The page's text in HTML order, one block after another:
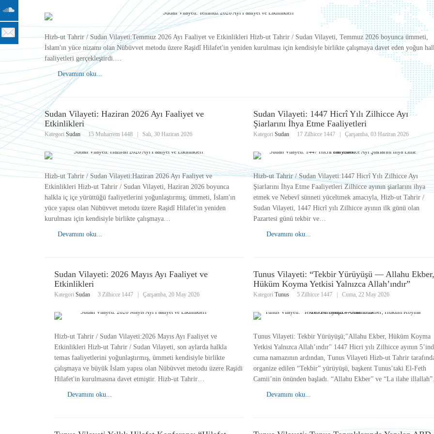
Hizb-ut Tahrir / Sudan Vilayeti:Temmuz 2026 Ayı Faaliyet ve Etkinlikleri Hizb-ut Tahrir / Sudan Vilayeti, Temmuz 2026 boyunca ümmeti,
İslam'ın yüce nizamı olan Nübüvvet metodu üzere Raşidî Hilafet'in yeniden kurulması için kendisiyle birlikte çalışmaya davet eden yoğun
faaliyetleri gerçekleştirdi.…
Devamını oku...
Sudan Vilayeti: Haziran 2026 Ayı Faaliyet ve
Etkinlikleri
Kategori Sudan 15 Muharrem 1448 Salı, 30 Haziran 2026
Hizb-ut Tahrir / Sudan Vilayeti:Haziran 2026 Ayı Faaliyet ve
Etkinlikleri Hizb-ut Tahrir / Sudan Vilayeti, Haziran 2026 boyunca
halkla iç içe yürüttüğü faaliyetlerini yoğunlaştırmış; ümmeti, İslam'ın
yüce yapısı olan Nübüvvet metodu üzere Raşidî Hilafet'in yeniden
kurulması için kendisiyle birlikte çalışmaya…
Devamını oku...
Sudan Vilayeti: 1447 Hicrî Yılı Zilhicce Ayı
Şiarlarını İhya Etme Faaliyetleri
Kategori Sudan 17 Zilhicce 1447 |Çarşamba, 03 Haziran 2026
Hizb-ut Tahrir / Sudan Vilayeti:1447 Hicrî Yılı Zilhicce Ayı
Şiarlarını İhya Etme Faaliyetleri Zilhicce ayının şiarlarını ihya
etmek ve Nebevî sünneti yüceltmek amacıyla, Hizb-ut Tahrir /
Sudan Vilayeti, 1447 Hicrî yılı Zilhicce ayının ilk günü olan
Pazartesi günü tekbir ve…
Devamını oku...
Sudan Vilayeti: 2026 Mayıs Ayı Faaliyet ve
Etkinlikleri
Kategori Sudan 3 Zilhicce 1447 Çarşamba, 20 May 2026
Hizb-ut Tahrir / Sudan Vilayeti:2026 Mayıs Ayı Faaliyet ve
Etkinlikleri Hizb-ut Tahrir / Sudan Vilayeti, son aylarda halkla
temas faaliyetlerini yoğunlaştırmış, ümmeti kendisiyle birlikte
çalışmaya ve büyük İslam yapısı olan Nübüvvet metodu üzere Raşidi
Hilafet'in kurulmasına davet etmiştir. Hizb-ut Tahrir…
Devamını oku...
Tunus Vilayeti: “Tekbir Yürüyüşü — Allahu Ekber,
Hüküm Koyma Yetkisi Yalnızca Allah’ındır”
Kategori Tunus 5 Zilhicce 1447 |Cuma, 22 May 2026
Tunus Vilayeti: Tekbir Yürüyüşü;"Allahu Ekber, Hüküm Koyma
Yetkisi Yalnızca Allah’ındır" 1447 Hicri yılı Zilhicce ayının
cuma namazının ardından, Tunus Vilayeti Hizb-ut Tahrir
organize edilen “Tekbir” yürüyüşü, başkent Tunus’taki El-Feth
Camii’nin önünden başladı. “Allahu Ekber” ve “La ilahe
Devamını oku...